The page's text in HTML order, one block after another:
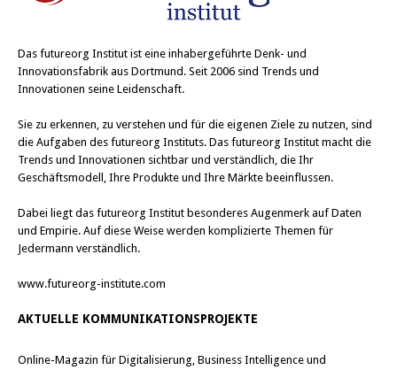
Das futureorg Institut ist eine inhabergeführte Denk- und
Innovationsfabrik aus Dortmund. Seit 2006 sind Trends und
Innovationen seine Leidenschaft.
Sie zu erkennen, zu verstehen und für die eigenen Ziele zu nutzen, sind
die Aufgaben des futureorg Instituts. Das futureorg Institut macht die
Trends und Innovationen sichtbar und verständlich, die Ihr
Geschäftsmodell, Ihre Produkte und Ihre Märkte beeinflussen.
Dabei liegt das futureorg Institut besonderes Augenmerk auf Daten
und Empirie. Auf diese Weise werden komplizierte Themen für
Jedermann verständlich.
www.futureorg-institute.com
AKTUELLE KOMMUNIKATIONSPROJEKTE
Online-Magazin für Digitalisierung, Business Intelligence und